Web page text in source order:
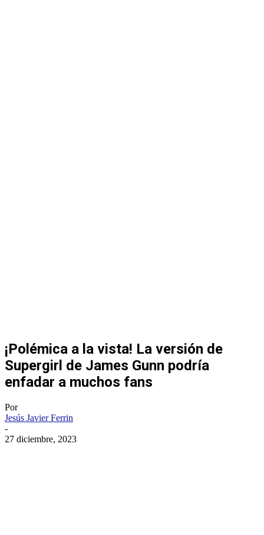
¡Polémica a la vista! La versión de
Supergirl de James Gunn podría
enfadar a muchos fans
Por
Jesús Javier Ferrin
-
27 diciembre, 2023